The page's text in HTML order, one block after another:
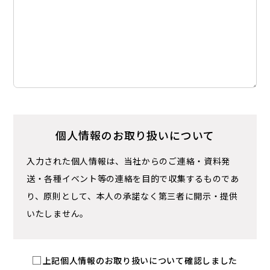
個人情報のお取り扱いについて
入力された個人情報は、当社からのご連絡・資料発
送・各種イベント等の連絡を目的で収集するものであ
り、 原則として、本人の承諾なく第三者に開示・提供
いたしません。
上記個人情報のお取り扱いについて確認しました